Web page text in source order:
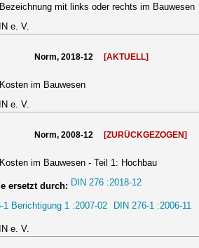
Bezeichnung mit links oder rechts im Bauwesen
e. V.
Norm, 2018-12 [AKTUELL]
Kosten im Bauwesen
e. V.
Norm, 2008-12 [ZURÜCKGEZOGEN]
Kosten im Bauwesen - Teil 1: Hochbau
ersetzt durch: DIN 276 :2018-12
1 Berichtigung 1 :2007-02 DIN 276-1 :2006-11
e. V.